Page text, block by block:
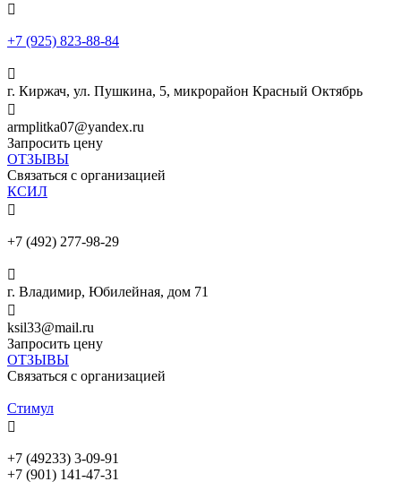

+7 (925) 823-88-84

г. Киржач, ул. Пушкина, 5, микрорайон Красный Октябрь

armplitka07@yandex.ru
Запросить цену
ОТЗЫВЫ
Связаться с организацией
КСИЛ

+7 (492) 277-98-29

г. Владимир, Юбилейная, дом 71

ksil33@mail.ru
Запросить цену
ОТЗЫВЫ
Связаться с организацией
Стимул

+7 (49233) 3-09-91
+7 (901) 141-47-31